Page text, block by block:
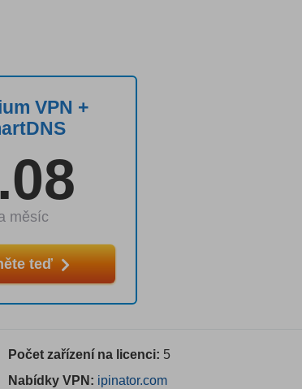
VPN +
měsíc
teď
Počet zařízení na licenci: 5
Nabídky VPN: ipinator.com